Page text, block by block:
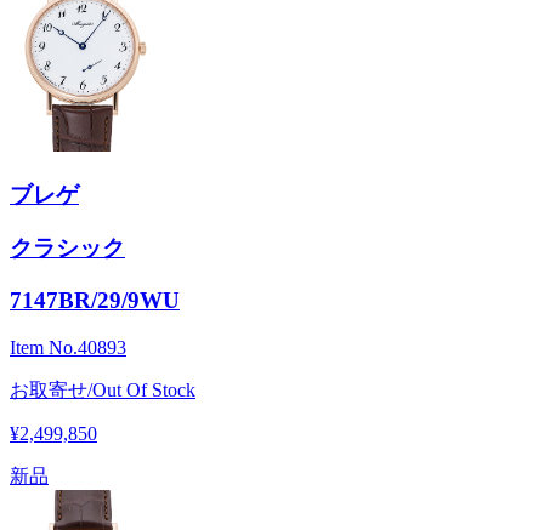
ブレゲ
クラシック
7147BR/29/9WU
Item No.40893
お取寄せ/Out Of Stock
¥2,499,850
新品